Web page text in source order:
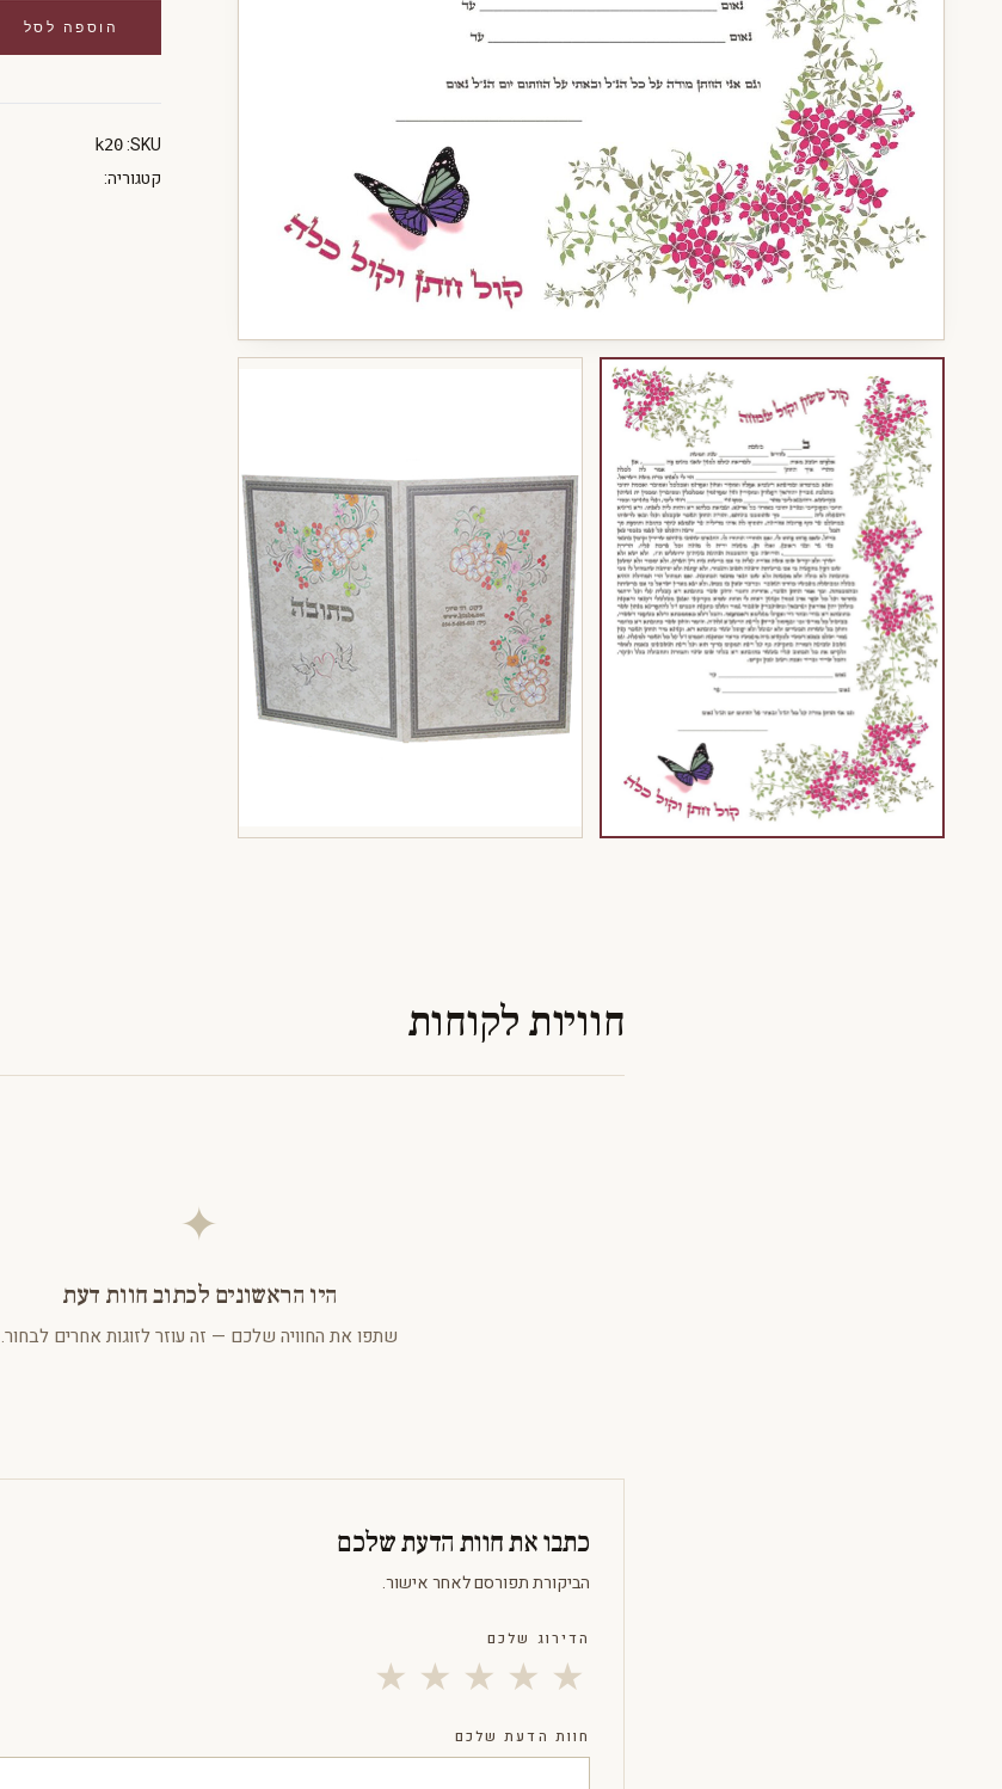
הוספה לסל
SKU:
k20
קטגוריה:
חוויות לקוחות
✦
היו הראשונים לכתוב חוות דעת
שתפו את החוויה שלכם — זה עוזר לזוגות אחרים לבחור.
כתבו את חוות הדעת שלכם
הביקורת תפורסם לאחר אישור.
הדירוג שלכם
★ ★ ★ ★ ★
חוות הדעת שלכם